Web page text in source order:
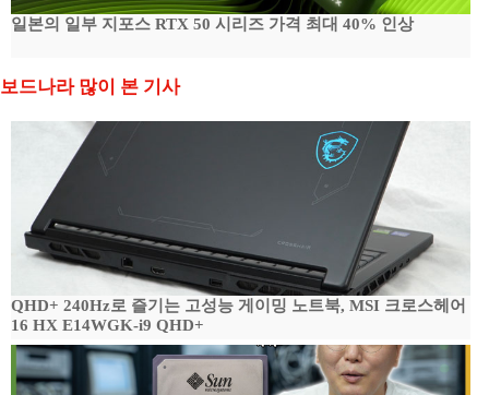
일본의 일부 지포스 RTX 50 시리즈 가격 최대 40% 인상
보드나라 많이 본 기사
QHD+ 240Hz로 즐기는 고성능 게이밍 노트북, MSI 크로스헤어
16 HX E14WGK-i9 QHD+